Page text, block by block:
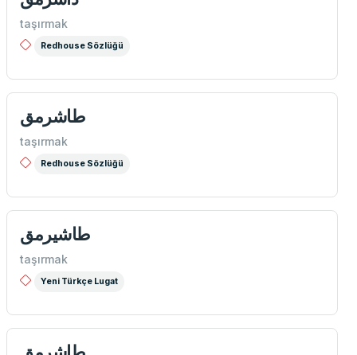
taşırmak
Redhouse Sözlüğü
طاشرمق
taşırmak
Redhouse Sözlüğü
طاشيرمق
taşırmak
Yeni Türkçe Lugat